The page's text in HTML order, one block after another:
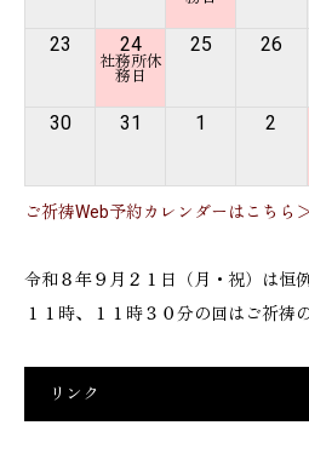
23 24 25 26
30 31 1 2
ご祈祷Web予約カレンダーはこちら
令和８年９月２１日（月・祝）は恒
１１時、１１時３０分の回はご祈祷
リンク